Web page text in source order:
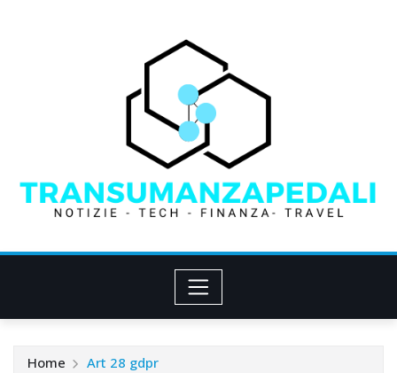
Home Art 28 gdpr